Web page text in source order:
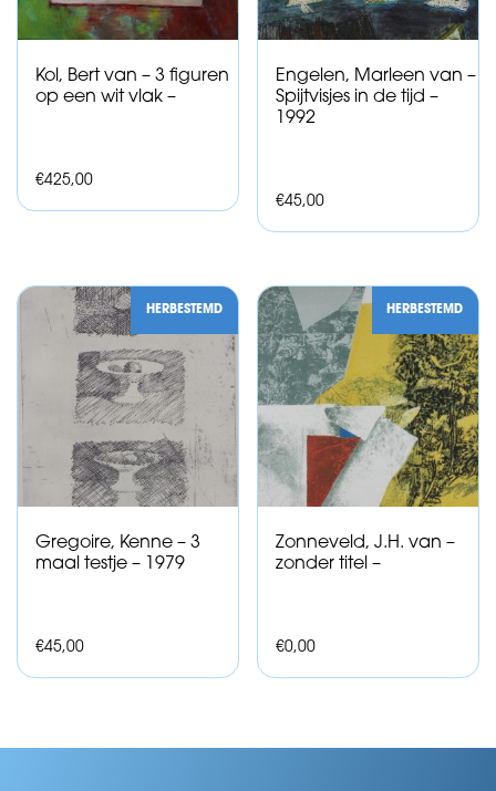
Kol, Bert van – 3 figuren
op een wit vlak –
€425,00
Engelen, Marleen van –
Spijtvisjes in de tijd –
1992
€45,00
HERBESTEMD
Gregoire, Kenne – 3
maal testje – 1979
€45,00
HERBESTEMD
Zonneveld, J.H. van –
zonder titel –
€0,00